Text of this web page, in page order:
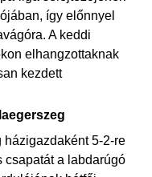
így előnnyel
A keddi
elhangzottaknak
kezdett
házigazdaként 5-2-re
csapatát a labdarúgó